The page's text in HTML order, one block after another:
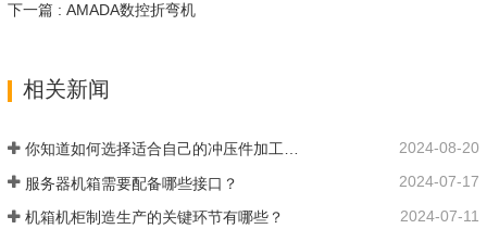
下一篇 : AMADA数控折弯机
相关新闻
你知道如何选择适合自己的冲压件加工生产厂家吗？ 2024-08-20
服务器机箱需要配备哪些接口？ 2024-07-17
机箱机柜制造生产的关键环节有哪些？ 2024-07-11